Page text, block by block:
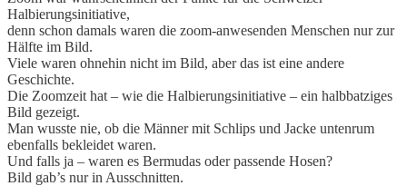
Halbierungsinitiative,
denn schon damals waren die zoom-anwesenden Menschen nur zur
Hälfte im Bild.
Viele waren ohnehin nicht im Bild, aber das ist eine andere
Geschichte.
Die Zoomzeit hat – wie die Halbierungsinitiative – ein halbbatziges
Bild gezeigt.
Man wusste nie, ob die Männer mit Schlips und Jacke untenrum
ebenfalls bekleidet waren.
Und falls ja – waren es Bermudas oder passende Hosen?
Bild gab’s nur in Ausschnitten.